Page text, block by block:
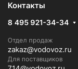
Контакты
8 495 921-34-34
Отдел продаж
zakaz@vodovoz.ru
Для поставщиков